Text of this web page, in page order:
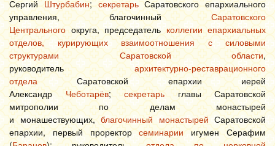
Сергий Штурбабин; секретарьСаратовского епархиального
управления, благочинный Саратовского
Центрального округа, председательколлегии епархиальных
отделов, курирующих взаимоотношения с силовыми
структурами Саратовской области,
руководительархитектурно-реставрационного
отдела Саратовской епархии иерей
Александр Чеботарёв; секретарь главы Саратовской
митрополии по делам монастырей
и монашествующих, благочинный монастырей Саратовской
епархии, первый проректорсеминарии игумен Серафим